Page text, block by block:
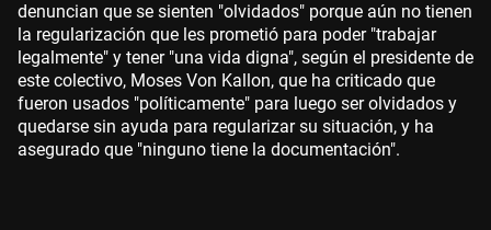
denuncian que se sienten "olvidados" porque aún no tienen
la regularización que les prometió para poder "trabajar
legalmente" y tener "una vida digna", según el presidente de
este colectivo, Moses Von Kallon, que ha criticado que
fueron usados "políticamente" para luego ser olvidados y
quedarse sin ayuda para regularizar su situación, y ha
asegurado que "ninguno tiene la documentación".